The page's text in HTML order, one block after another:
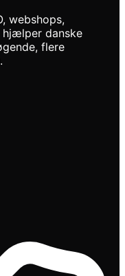
webshops,
hjælper danske
flere